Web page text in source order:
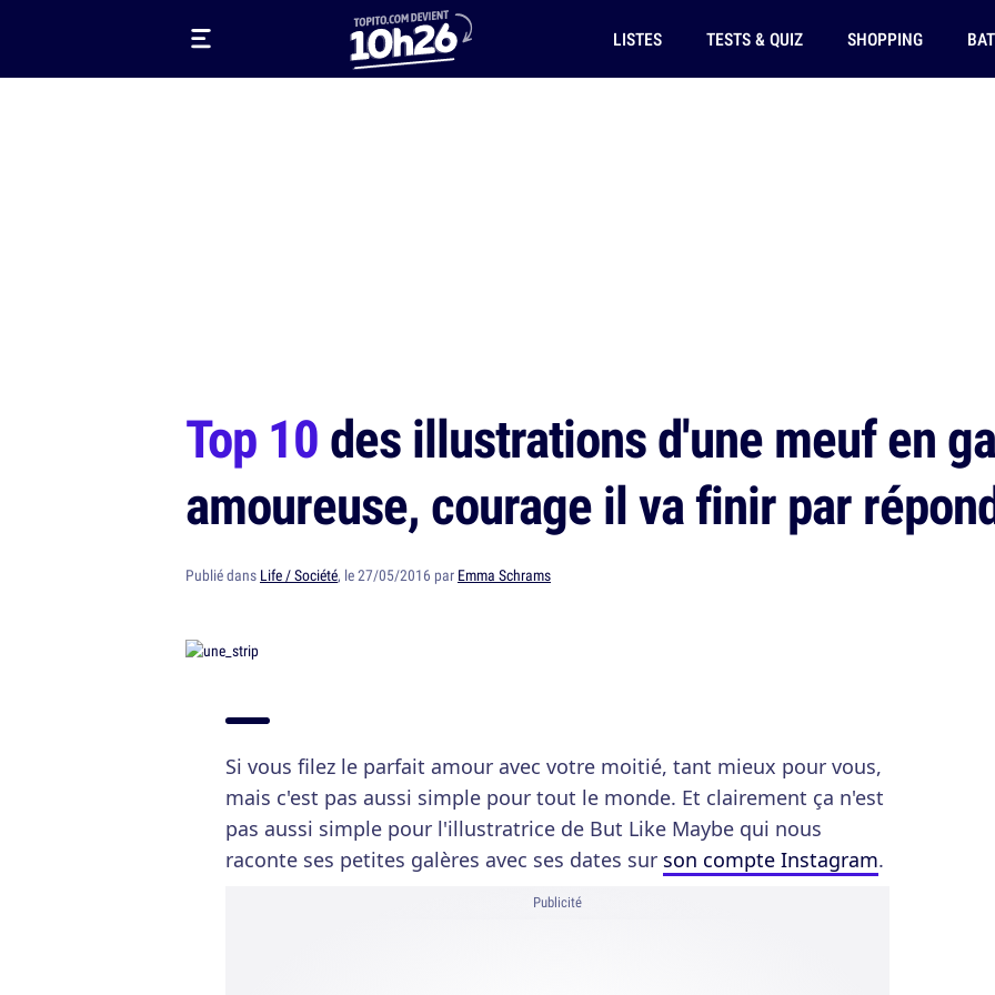
LISTES TESTS & QUIZ SHOPPING
Top 10des illustrations d'une meuf en
amoureuse, courage il va finir par
Publié dans Life / Société, le 27/05/2016 par Emma Schrams
Si vous filez le parfait amour avec votre moitié, tant mieux pour vous,
mais c'est pas aussi simple pour tout le monde. Et clairement ça n'est
pas aussi simple pour l'illustratrice de But Like Maybe qui nous
raconte ses petites galères avec ses dates sur son compte Instagram.
Publicité